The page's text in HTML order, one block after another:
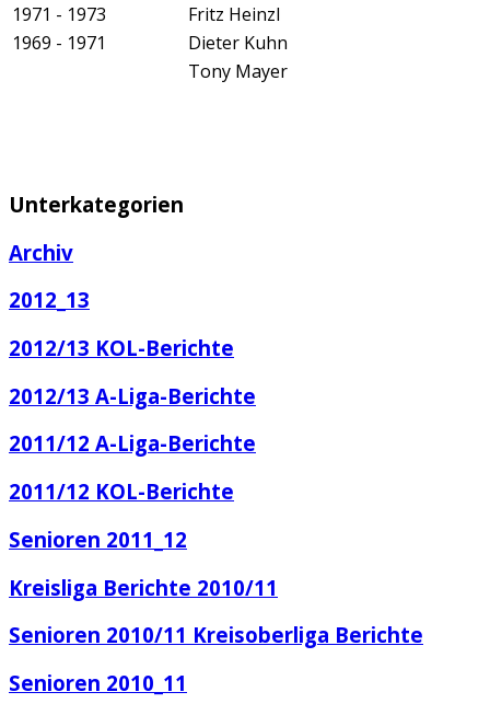
1971 - 1973
Fritz Heinzl
1969 - 1971
Dieter Kuhn
Tony Mayer
Unterkategorien
Archiv
2012_13
2012/13 KOL-Berichte
2012/13 A-Liga-Berichte
2011/12 A-Liga-Berichte
2011/12 KOL-Berichte
Senioren 2011_12
Kreisliga Berichte 2010/11
Senioren 2010/11 Kreisoberliga Berichte
Senioren 2010_11